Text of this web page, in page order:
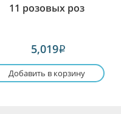
11 розовых роз
5,019i
Добавить в корзину